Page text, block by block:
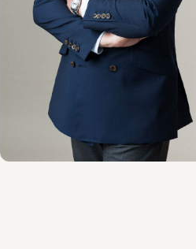
OF COUNSEL
Giacomo Rojas
Elgueta
Roma - Londra
Scopri il professionista